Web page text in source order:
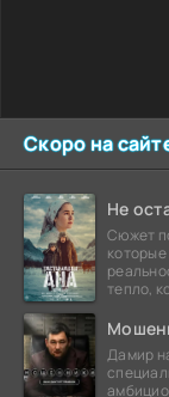
Скоро на
Не
Сюжет
тепло,
Дамир